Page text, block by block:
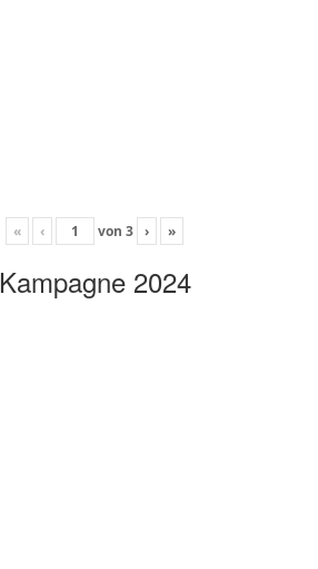
« ‹ von 3 › »
Kampagne 2024